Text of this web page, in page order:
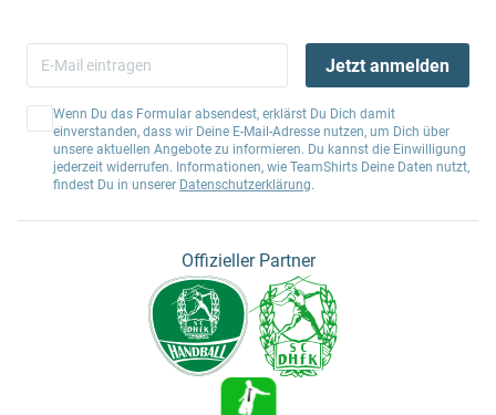
Jetzt anmelden
Wenn Du das Formular absendest, erklärst Du Dich damit
einverstanden, dass wir Deine E-Mail-Adresse nutzen, um Dich über
unsere aktuellen Angebote zu informieren. Du kannst die Einwilligung
jederzeit widerrufen. Informationen, wie TeamShirts Deine Daten nutzt,
findest Du in unserer Datenschutzerklärung.
Offizieller Partner